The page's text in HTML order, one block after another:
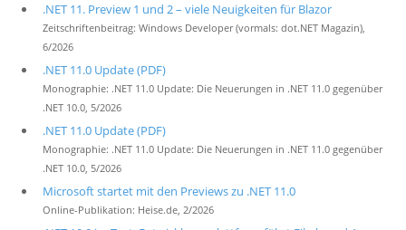
.NET 11. Preview 1 und 2 – viele Neuigkeiten für Blazor
Zeitschriftenbeitrag: Windows Developer (vormals: dot.NET Magazin),
6/2026
.NET 11.0 Update (PDF)
Monographie: .NET 11.0 Update: Die Neuerungen in .NET 11.0 gegenüber
.NET 10.0, 5/2026
.NET 11.0 Update (PDF)
Monographie: .NET 11.0 Update: Die Neuerungen in .NET 11.0 gegenüber
.NET 10.0, 5/2026
Microsoft startet mit den Previews zu .NET 11.0
Online-Publikation: Heise.de, 2/2026